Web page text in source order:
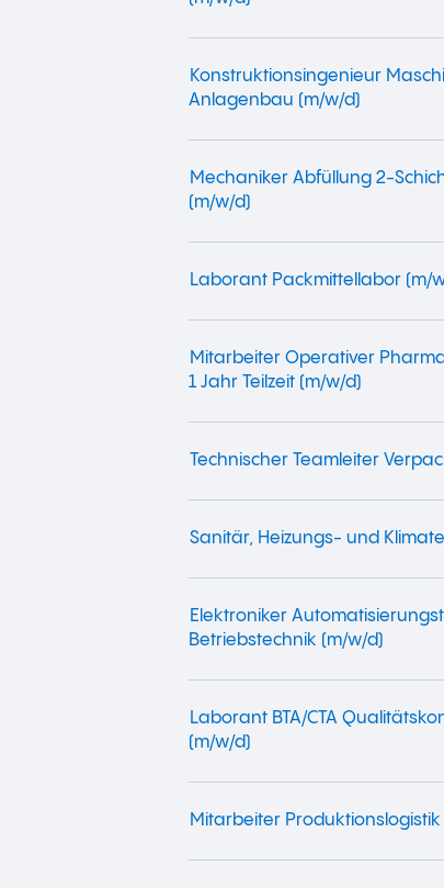
Konstruktionsingenieur
Anlagenbau (m/w/d)
Mechaniker Abfüllung 2-
(m/w/d)
Laborant Packmittellabor (m/
Mitarbeiter Operativer
1 Jahr Teilzeit (m/w/d)
Technischer Teamleiter
Sanitär, Heizungs- und
Elektroniker
Betriebstechnik (m/w/d)
Laborant BTA/CTA
(m/w/d)
Mitarbeiter